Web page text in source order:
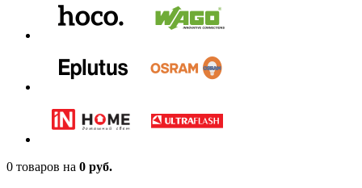
0 товаров на 0 руб.